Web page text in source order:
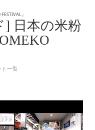
』
] 日本の米粉
一覧